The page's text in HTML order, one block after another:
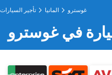
تأجير السيارات المانيا غوسترو
في غوسترو